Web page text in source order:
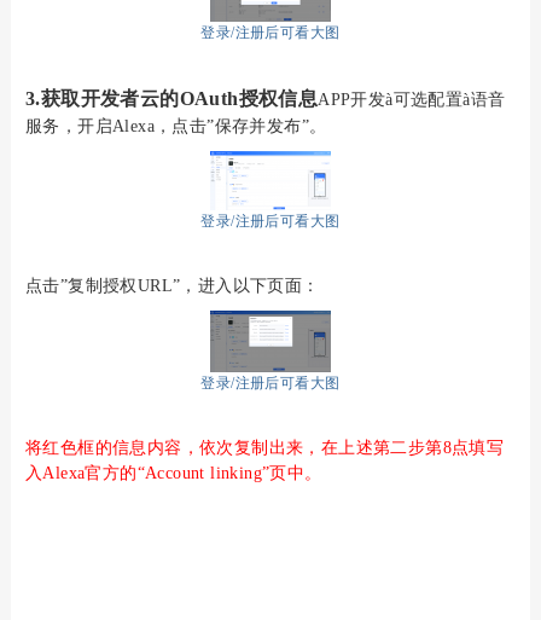
登录/注册后可看大图
3.获取开发者云的OAuth授权信息APP开发à可选配置à语音
服务，开启Alexa，点击”保存并发布”。
登录/注册后可看大图
点击”复制授权URL”，进入以下页面：
登录/注册后可看大图
将红色框的信息内容，依次复制出来，在上述第二步第8点填写
入Alexa官方的“Account linking”页中。